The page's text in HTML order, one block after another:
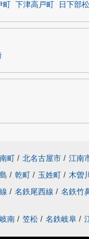
下津高戸町 日下部松
町 / 北名古屋市 / 江南
/ 乾町 / 玉姓町 / 木曽
/ 名鉄尾西線 / 名鉄竹
岐南 / 笠松 / 名鉄岐阜 /